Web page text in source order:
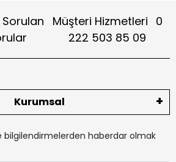
Sorulan
Müşteri Hizmetleri 0
222 503 85 09
Kurumsal
bilgilendirmelerden haberdar olmak